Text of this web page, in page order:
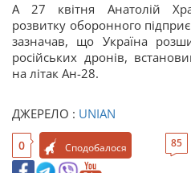
А 27 квітня Анатолій
розвитку оборонного
зазначав, що Україна
російських дронів,
на літак Ан-28.
ДЖЕРЕЛО : UNIAN
0 Сподобалося 85